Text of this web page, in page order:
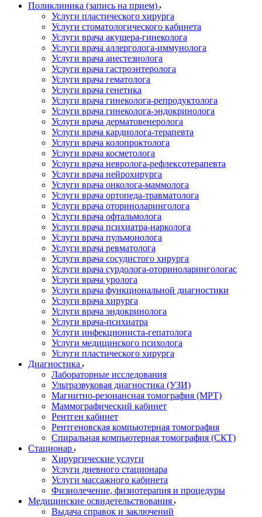
Поликлиника (запись на прием)
Услуги пластического хирурга
Услуги стоматологического кабинета
Услуги врача акушера-гинеколога
Услуги врача аллерголога-иммунолога
Услуги врача анестезиолога
Услуги врача гастроэнтеролога
Услуги врача гематолога
Услуги врача генетика
Услуги врача гинеколога-репродуктолога
Услуги врача гинеколога-эндокринолога
Услуги врача дерматовенеролога
Услуги врача кардиолога-терапевта
Услуги врача колопроктолога
Услуги врача косметолога
Услуги врача невролога-рефлексотерапевта
Услуги врача нейрохирурга
Услуги врача онколога-маммолога
Услуги врача ортопеда-травматолога
Услуги врача оториноларинголога
Услуги врача офтальмолога
Услуги врача психиатра-нарколога
Услуги врача пульмонолога
Услуги врача ревматолога
Услуги врача сосудистого хирурга
Услуги врача сурдолога-оториноларингологас
Услуги врача уролога
Услуги врача функциональной диагностики
Услуги врача хирурга
Услуги врача эндокринолога
Услуги врача-психиатра
Услуги инфекциониста-гепатолога
Услуги медицинского психолога
Услуги пластического хирурга
Диагностика
Лабораторные исследования
Ультразвуковая диагностика (УЗИ)
Магнитно-резонансная томография (МРТ)
Маммографический кабинет
Рентген кабинет
Рентгеновская компьютерная томография
Спиральная компьютерная томография (СКТ)
Стационар
Хирургические услуги
Услуги дневного стационара
Услуги массажного кабинета
Физиолечение, физиотерапия и процедуры
Медицинские освидетельствования
Выдача справок и заключений